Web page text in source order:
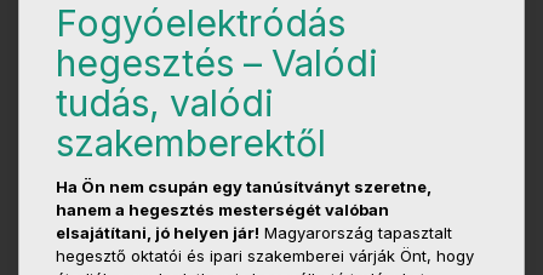
Fogyóelektródás
hegesztés – Valódi
tudás, valódi
szakemberektől
Ha Ön nem csupán egy tanúsítványt szeretne,
hanem a hegesztés mesterségét valóban
elsajátítani, jó helyen jár! Magyarország tapasztalt
hegesztő oktatói és ipari szakemberei várják Önt, hogy